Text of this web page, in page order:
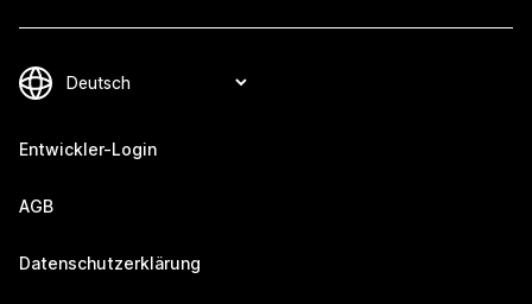
Entwickler-Login
AGB
Datenschutzerklärung